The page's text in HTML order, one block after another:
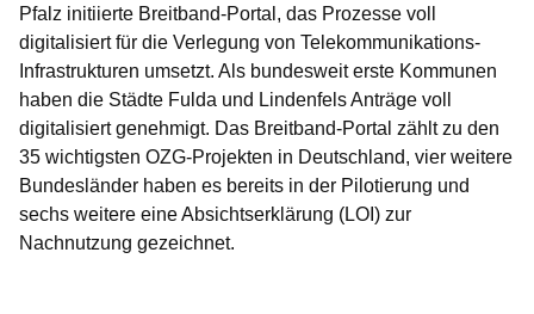
Pfalz initiierte Breitband-Portal, das Prozesse voll
digitalisiert für die Verlegung von Telekommunikations-
Infrastrukturen umsetzt. Als bundesweit erste Kommunen
haben die Städte Fulda und Lindenfels Anträge voll
digitalisiert genehmigt. Das Breitband-Portal zählt zu den
35 wichtigsten OZG-Projekten in Deutschland, vier weitere
Bundesländer haben es bereits in der Pilotierung und
sechs weitere eine Absichtserklärung (LOI) zur
Nachnutzung gezeichnet.